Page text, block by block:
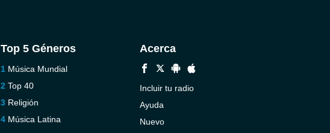
Top 5 Géneros
Música Mundial
Top 40
Religión
Música Latina
Acerca
Incluir tu radio
Ayuda
Nuevo